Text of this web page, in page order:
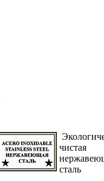
чистая
сталь